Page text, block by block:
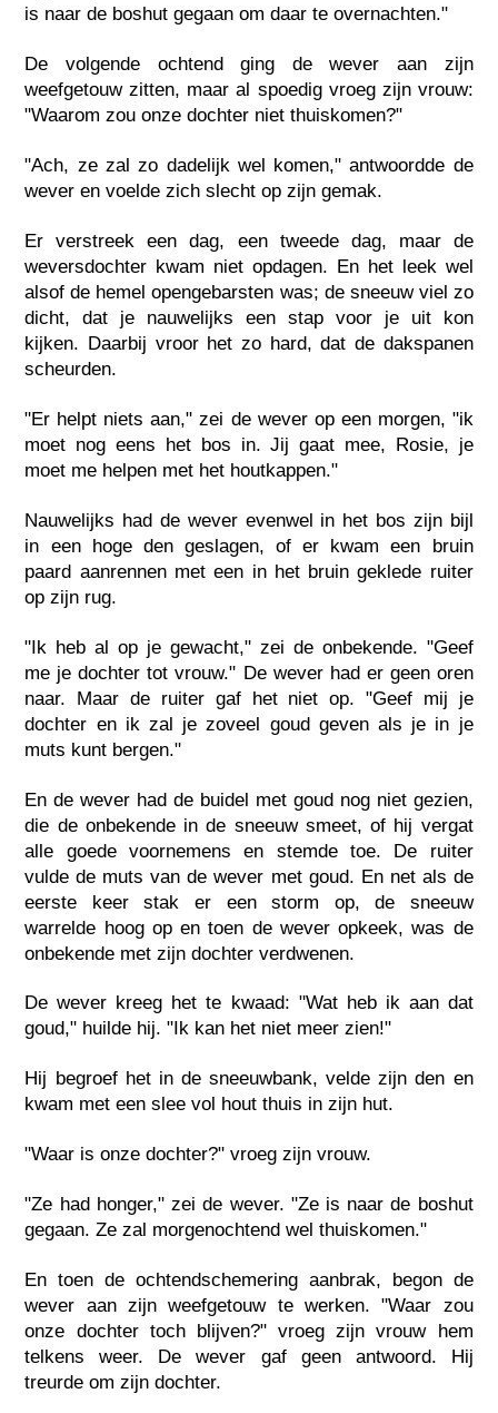
is naar de boshut gegaan om daar te overnachten."
De volgende ochtend ging de wever aan zijn
weefgetouw zitten, maar al spoedig vroeg zijn vrouw:
"Waarom zou onze dochter niet thuiskomen?"
"Ach, ze zal zo dadelijk wel komen," antwoordde de
wever en voelde zich slecht op zijn gemak.
Er verstreek een dag, een tweede dag, maar de
weversdochter kwam niet opdagen. En het leek wel
alsof de hemel opengebarsten was; de sneeuw viel zo
dicht, dat je nauwelijks een stap voor je uit kon
kijken. Daarbij vroor het zo hard, dat de dakspanen
scheurden.
"Er helpt niets aan," zei de wever op een morgen, "ik
moet nog eens het bos in. Jij gaat mee, Rosie, je
moet me helpen met het houtkappen."
Nauwelijks had de wever evenwel in het bos zijn bijl
in een hoge den geslagen, of er kwam een bruin
paard aanrennen met een in het bruin geklede ruiter
op zijn rug.
"Ik heb al op je gewacht," zei de onbekende. "Geef
me je dochter tot vrouw." De wever had er geen oren
naar. Maar de ruiter gaf het niet op. "Geef mij je
dochter en ik zal je zoveel goud geven als je in je
muts kunt bergen."
En de wever had de buidel met goud nog niet gezien,
die de onbekende in de sneeuw smeet, of hij vergat
alle goede voornemens en stemde toe. De ruiter
vulde de muts van de wever met goud. En net als de
eerste keer stak er een storm op, de sneeuw
warrelde hoog op en toen de wever opkeek, was de
onbekende met zijn dochter verdwenen.
De wever kreeg het te kwaad: "Wat heb ik aan dat
goud," huilde hij. "Ik kan het niet meer zien!"
Hij begroef het in de sneeuwbank, velde zijn den en
kwam met een slee vol hout thuis in zijn hut.
"Waar is onze dochter?" vroeg zijn vrouw.
"Ze had honger," zei de wever. "Ze is naar de boshut
gegaan. Ze zal morgenochtend wel thuiskomen."
En toen de ochtendschemering aanbrak, begon de
wever aan zijn weefgetouw te werken. "Waar zou
onze dochter toch blijven?" vroeg zijn vrouw hem
telkens weer. De wever gaf geen antwoord. Hij
treurde om zijn dochter.